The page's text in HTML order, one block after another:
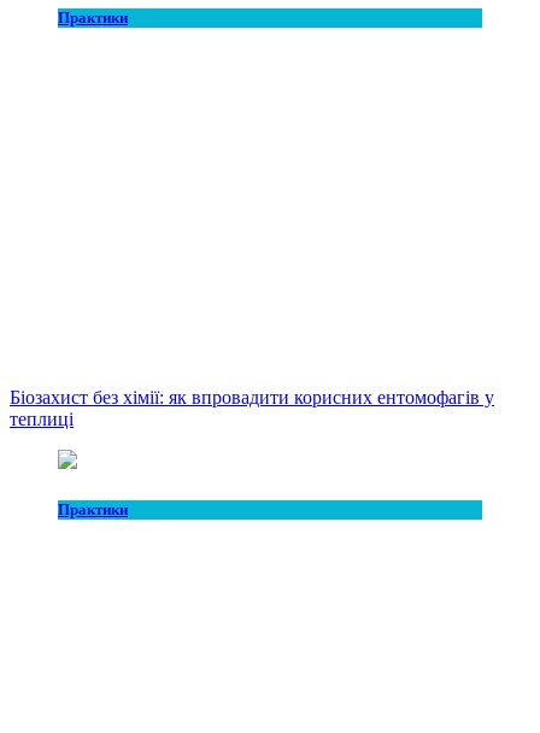
Практики
Біозахист без хімії: як впровадити корисних ентомофагів у
теплиці
Практики